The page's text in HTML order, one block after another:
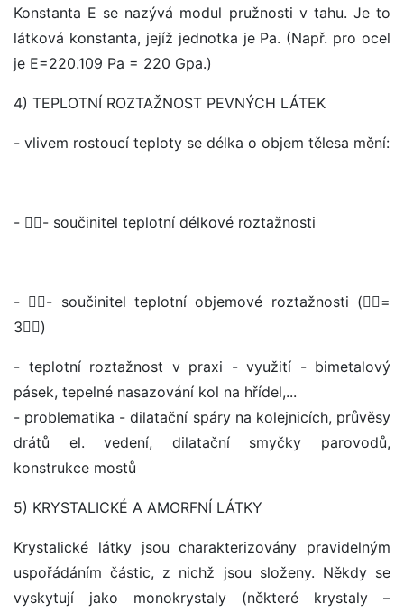
Konstanta E se nazývá modul pružnosti v tahu. Je to
látková konstanta, jejíž jednotka je Pa. (Např. pro ocel
je E=220.109 Pa = 220 Gpa.)
4) TEPLOTNÍ ROZTAŽNOST PEVNÝCH LÁTEK
- vlivem rostoucí teploty se délka o objem tělesa mění:
- - součinitel teplotní délkové roztažnosti
- - součinitel teplotní objemové roztažnosti (=
3)
- teplotní roztažnost v praxi - využití - bimetalový
pásek, tepelné nasazování kol na hřídel,...
- problematika - dilatační spáry na kolejnicích, průvěsy
drátů el. vedení, dilatační smyčky parovodů,
konstrukce mostů
5) KRYSTALICKÉ A AMORFNÍ LÁTKY
Krystalické látky jsou charakterizovány pravidelným
uspořádáním částic, z nichž jsou složeny. Někdy se
vyskytují jako monokrystaly (některé krystaly –